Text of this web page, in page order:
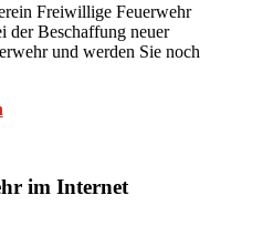
Freiwillige Feuerwehr
der Beschaffung neuer
und werden Sie noch
im Internet